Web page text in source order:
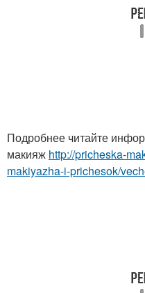
Подробнее читайте
макияж http://pricheska-
makiyazha-i-prichesok/